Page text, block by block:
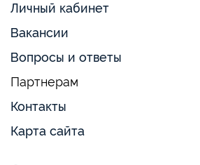
Личный кабинет
Вакансии
Вопросы и ответы
Партнерам
Контакты
Карта сайта